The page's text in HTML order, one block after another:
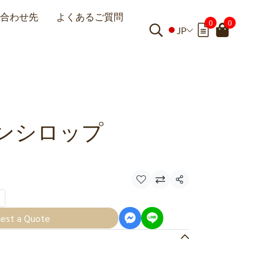
わせ先 よくあるご質問
JP
0 0
シロップ
共有
a Quote